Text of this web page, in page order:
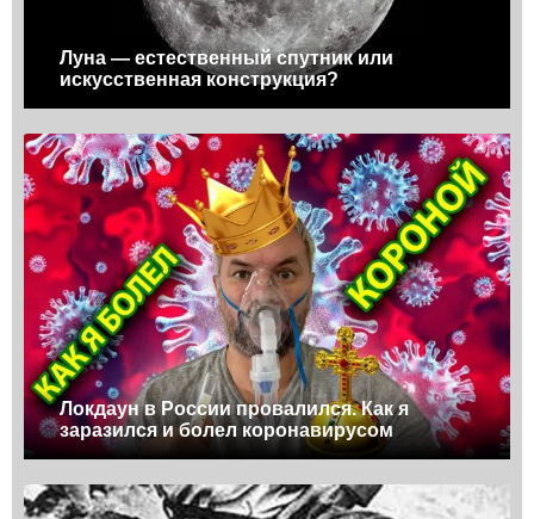
Луна — естественный спутник или
искусственная конструкция?
Локдаун в России провалился. Как я
заразился и болел коронавирусом